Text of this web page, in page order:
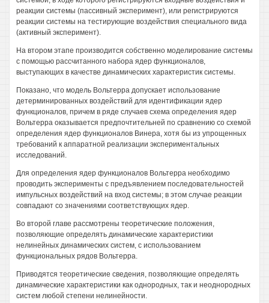
реакции системы (пассивный эксперимент), или регистрируются
реакции системы на тестирующие воздействия специального вида
(активный эксперимент).
На втором этапе производится собственно моделирование системы
с помощью рассчитанного набора ядер функционалов,
выступающих в качестве динамических характеристик системы.
Показано, что модель Вольтерра допускает использование
детерминированных воздействий для идентификации ядер
функционалов, причем в ряде случаев схема определения ядер
Вольтерра оказывается предпочтительней по сравнению со схемой
определения ядер функционалов Винера, хотя бы из упрощенных
требований к аппаратной реализации экспериментальных
исследований.
Для определения ядер функционалов Вольтерра необходимо
проводить эксперименты с предъявлением последовательностей
импульсных воздействий на вход системы; в этом случае реакции
совпадают со значениями соответствующих ядер.
Во второй главе рассмотрены теоретические положения,
позволяющие определять динамические характеристики
нелинейных динамических систем, с использованием
функциональных рядов Вольтерра.
Приводятся теоретические сведения, позволяющие определять
динамические характеристики как однородных, так и неоднородных
систем любой степени нелинейности.